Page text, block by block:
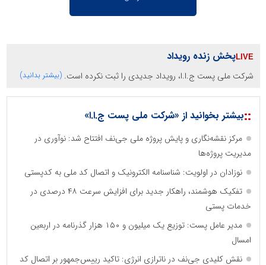
پخش زنده رویداد
شرکت ملی پست ج.ا.ا، رویداد جدیدی را ثبت نکرده است. (بیشتر بدانید)
::بیشتر بخوانید از «شرکت ملی پست ج.ا.ا»
مرکز نقشه‌نگاری و پایش پروژه ملی جی‌نف افتتاح شد: نوآوری در
مدیریت پروژه‌ها
نوزادان در اولویت: شناسنامه الکترونیک و اتصال کد ملی به کدپستی
تفکیک هوشمند، راهکار جدید برای افزایش سرعت ۴۸ درصدی در
خدمات پستی
مدیر عامل پست: توزیع یک میلیون و ۱۵۰ هزار گذرنامه در اربعین
امسال
نقش کلیدی جی‌نف در ناترازی انرژی: تاکید رییس‌جمهور بر اتصال کد